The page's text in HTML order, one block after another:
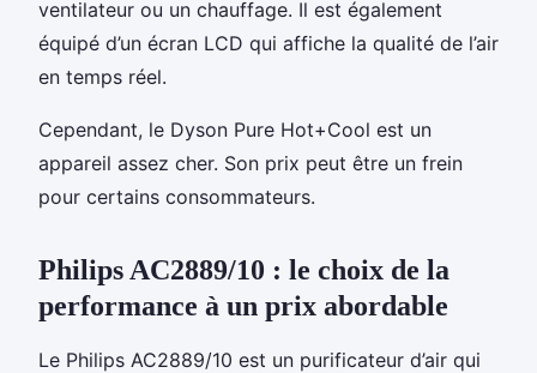
ventilateur ou un chauffage. Il est également
équipé d’un écran LCD qui affiche la qualité de l’air
en temps réel.
Cependant, le Dyson Pure Hot+Cool est un
appareil assez cher. Son prix peut être un frein
pour certains consommateurs.
Philips AC2889/10 : le choix de la
performance à un prix abordable
Le Philips AC2889/10 est un purificateur d’air qui